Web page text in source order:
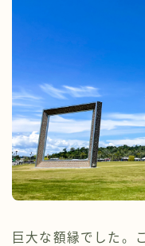
巨大な額縁でした。